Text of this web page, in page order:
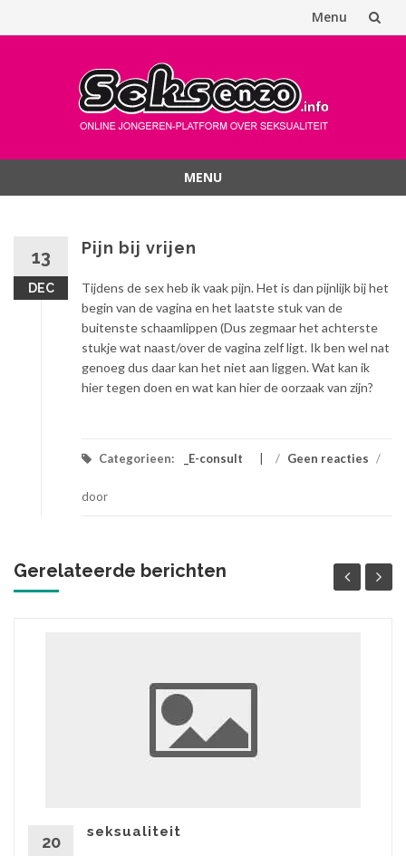
Menu
MENU
13
DEC
Pijn bij vrijen
Tijdens de sex heb ik vaak pijn. Het is dan pijnlijk bij het
begin van de vagina en het laatste stuk van de
buitenste schaamlippen (Dus zegmaar het achterste
stukje wat naast/over de vagina zelf ligt. Ik ben wel nat
genoeg dus daar kan het niet aan liggen. Wat kan ik
hier tegen doen en wat kan hier de oorzaak van zijn?
Categorieen: _E-consult / Geen reacties /
door
Gerelateerde berichten
20
seksualiteit